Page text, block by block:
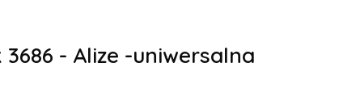
- Alize -uniwersalna